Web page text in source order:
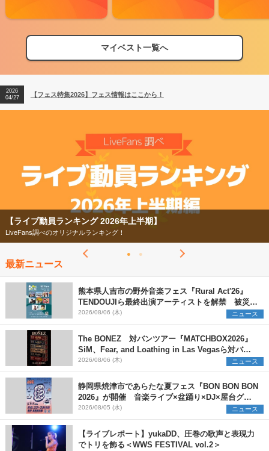
マイベスト一覧へ
【フェス特集2026】フェス情報はここから！
【ライブ動員ランキング】2026年上半期編発表！
2026
04/27
【フェス特集2026】フェス情報はここから！
2026
【フェス特集2026】
今年もフェスの季節がやってきた！
最新ニュース
熊本県人吉市の野外音楽フェス『Rural Act'26』
TENDOUJIら最終出演アーティストを解禁 被災地
支援プロジェクトの始動も発表
2026/08/06 (木) ニュース
The BONEZ 対バンツアー『MATCHBOX2026』
SiM、Fear, and Loathing in Las Vegasら対バン
アーティストを一斉解禁
2026/08/06 (木) ニュース
静岡県焼津市であらたな夏フェス『BON BON BON
2026』が開催 音楽ライブ×盆踊り×DJ×屋台グル
メ×ランタンナイトで彩る2日間
2026/08/05 (水) ニュース
【ライブレポート】yukaDD、圧巻の歌声と表現力
でトリを飾る＜WWS FESTIVAL vol.2＞